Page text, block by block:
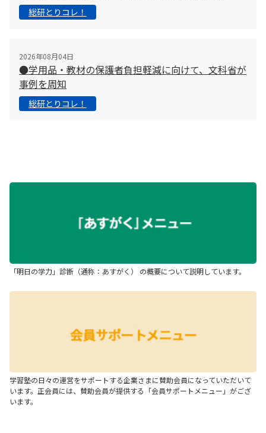
総研とりコレ！
2026年08月04日
●学用品・教材の保護者負担軽減に向けて、文科省が
事例を周知
総研とりコレ！
「明日の学力」診断（通称：あすがく） の概要について説明しています。
学習塾の日々の運営をサポートする企業さまに賛助会員になっていただいて
います。正会員には、賛助会員が提供する「会員サポートメニュー」がござ
います。